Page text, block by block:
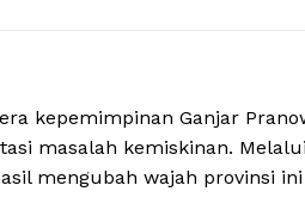
kepemimpinan Ganjar
masalah kemiskinan.
mengubah wajah provinsi